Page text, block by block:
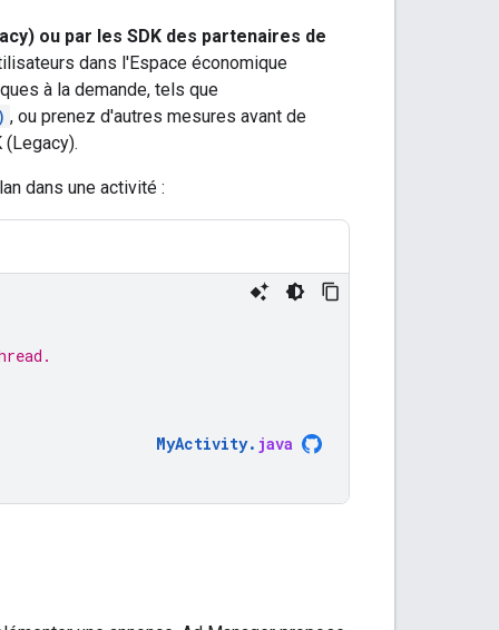
ou par les SDK des partenaires de
dans l'Espace économique
à la demande, tels que
, ou prenez d'autres mesures avant de
(Legacy).
dans une activité :
MyActivity. java